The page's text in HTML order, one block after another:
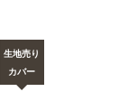
生地売り
カバー